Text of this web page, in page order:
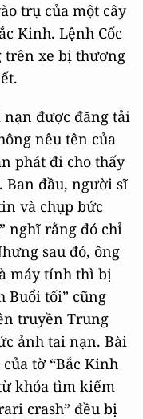
trụ của một cây
Kinh. Lệnh Cốc
trên xe bị thương
được đăng tải
nêu tên của
phát đi cho thấy
Ban đầu, người sĩ
và chụp bức
nghĩ rằng đó chỉ
sau đó, ông
máy tính thì bị
Buổi tối” cũng
truyền Trung
ảnh tai nạn. Bài
tờ “Bắc Kinh
khóa tìm kiếm
crash” đều bị